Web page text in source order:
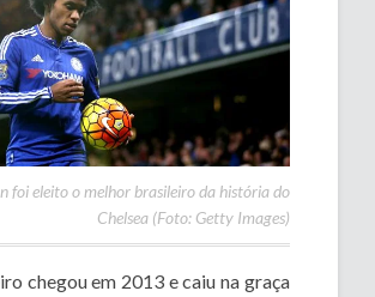
foi eleito o melhor brasileiro da história do
Chelsea (Foto: Getty Images)
chegou em 2013 e caiu na graça